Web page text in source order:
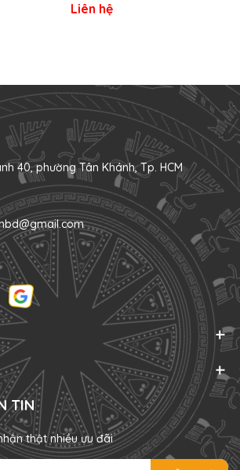
Liên hệ
40, phường Tân Khánh, Tp. HCM
TIN
thật nhiều ưu đãi